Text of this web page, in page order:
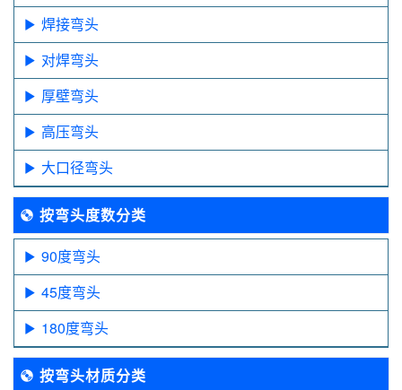
焊接弯头
对焊弯头
厚壁弯头
高压弯头
大口径弯头
按弯头度数分类
90度弯头
45度弯头
180度弯头
按弯头材质分类